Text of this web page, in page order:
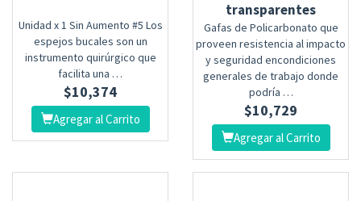
Unidad x 1 Sin Aumento #5 Los
espejos bucales son un
instrumento quirúrgico que
facilita una …
$10,374
Agregar al Carrito
transparentes
Gafas de Policarbonato que
proveen resistencia al impacto
y seguridad encondiciones
generales de trabajo donde
podría …
$10,729
Agregar al Carrito